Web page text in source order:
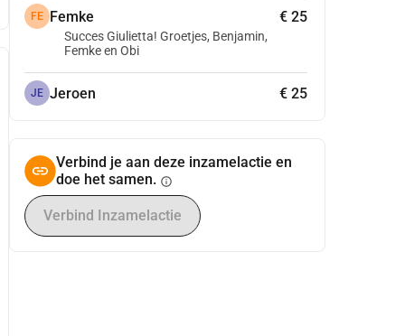
FE Femke € 25
Succes Giulietta! Groetjes, Benjamin,
Femke en Obi
JE Jeroen € 25
Verbind je aan deze inzamelactie en
doe het samen. info
Verbind Inzamelactie